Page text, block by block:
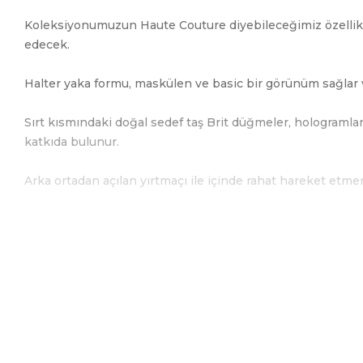
Koleksiyonumuzun Haute Couture diyebileceğimiz
edecek.
Halter yaka formu, maskülen ve basic bir görünüm sağlar
Sırt kısmındaki doğal sedef taş Brit düğmeler,
katkıda bulunur.
Arka ortadan açılan yırtmaçı ile içinde rahat hareket
Transparan kumaş, elbisenin içine istediğiniz türde